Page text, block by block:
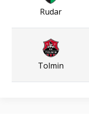
Rudar
Tolmin